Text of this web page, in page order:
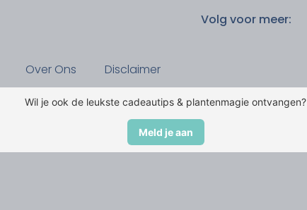
Volg voor meer:
Over Ons Disclaimer
Wil je ook de leukste cadeautips & plantenmagie ontvangen?
Meld je aan